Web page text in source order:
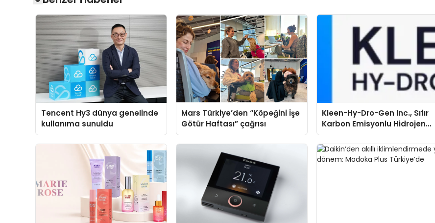
Tencent Hy3 dünya genelinde
kullanıma sunuldu
Mars Türkiye’den “Köpeğini İşe
Götür Haftası” çağrısı
Kleen-Hy-Dro-Gen Inc., Sıfır
Karbon Emisyonlu Hidrojen
Isıtma Teknolojisinde ISO ve
TSSA Düzenleyici Onaylarını
Aldı